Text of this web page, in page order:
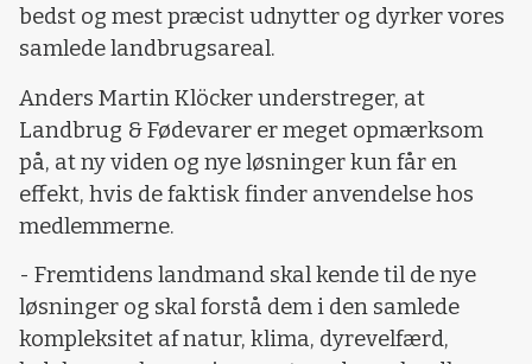
bedst og mest præcist udnytter og dyrker vores
samlede landbrugsareal.
Anders Martin Klöcker understreger, at
Landbrug & Fødevarer er meget opmærksom
på, at ny viden og nye løsninger kun får en
effekt, hvis de faktisk finder anvendelse hos
medlemmerne.
- Fremtidens landmand skal kende til de nye
løsninger og skal forstå dem i den samlede
kompleksitet af natur, klima, dyrevelfærd,